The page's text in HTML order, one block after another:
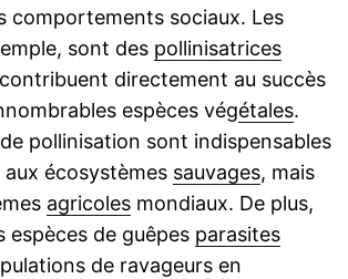
comportements sociaux. Les
sont des pollinisatrices
directement au succès
espèces végétales.
pollinisation sont indispensables
écosystèmes sauvages, mais
agricolesmondiaux. De plus,
espèces de guêpes parasites
de ravageurs en